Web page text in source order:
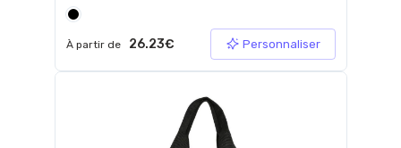
À partir de 26.23€ Personnaliser